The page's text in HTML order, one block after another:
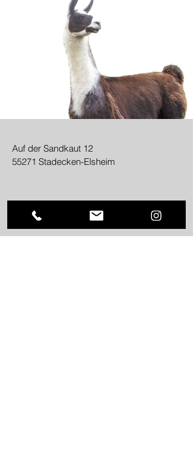
Auf der Sandkaut 12
55271 Stadecken-Elsheim